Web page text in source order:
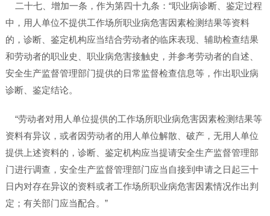
二十七、增加一条，作为第四十九条：“职业病诊断、鉴定过程
中，用人单位不提供工作场所职业病危害因素检测结果等资料
的，诊断、鉴定机构应当结合劳动者的临床表现、辅助检查结果
和劳动者的职业史、职业病危害接触史，并参考劳动者的自述、
安全生产监督管理部门提供的日常监督检查信息等，作出职业病
诊断、鉴定结论。
“劳动者对用人单位提供的工作场所职业病危害因素检测结果等
资料有异议，或者因劳动者的用人单位解散、破产，无用人单位
提供上述资料的，诊断、鉴定机构应当提请安全生产监督管理部
门进行调查，安全生产监督管理部门应当自接到申请之日起三十
日内对存在异议的资料或者工作场所职业病危害因素情况作出判
定；有关部门应当配合。”